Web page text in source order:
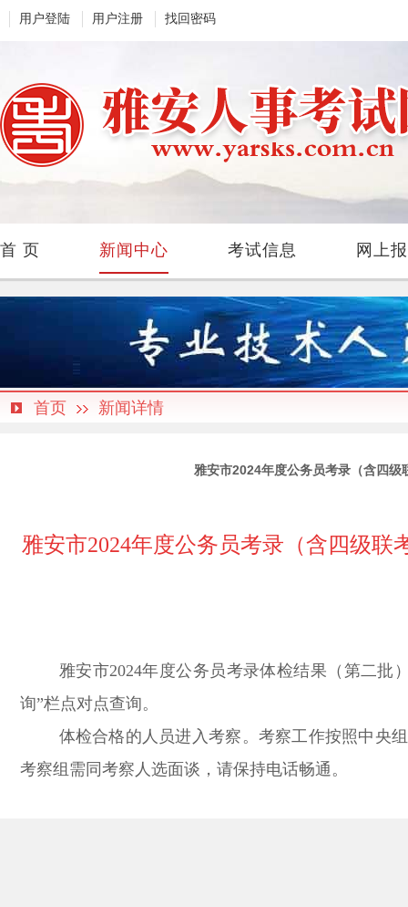
用户登陆 用户注册 找回密码
首 页 新闻中心 考试信息 网上
首页 新闻详情
雅安市2024年度公务员考录（含四
雅安市2024年度公务员考录（含四级联
雅安市2024年度公务员考录体检结果（ 第二批
询”栏点对点查询。
体检合格的人员进入考察。 考察工作按照中央
考察组需同考察人选面谈，请保持电话畅通。